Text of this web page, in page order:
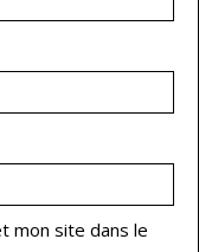
mon site dans le